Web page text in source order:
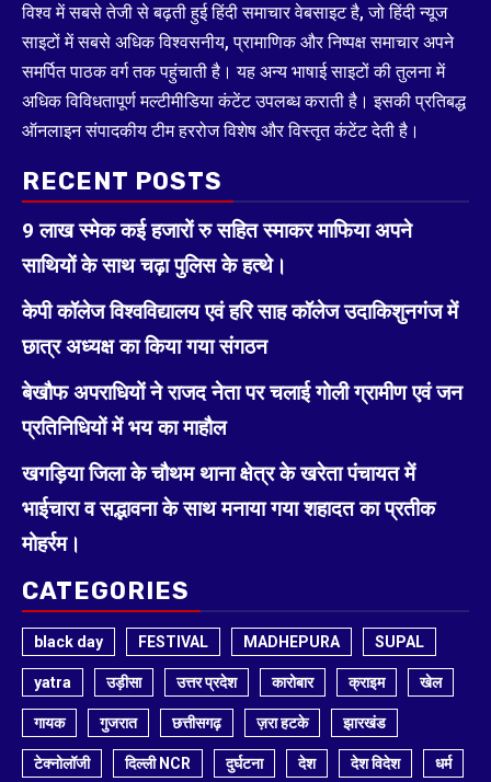
विश्व में सबसे तेजी से बढ़ती हुई हिंदी समाचार वेबसाइट है, जो हिंदी न्यूज
साइटों में सबसे अधिक विश्वसनीय, प्रामाणिक और निष्पक्ष समाचार अपने
समर्पित पाठक वर्ग तक पहुंचाती है। यह अन्य भाषाई साइटों की तुलना में
अधिक विविधतापूर्ण मल्टीमीडिया कंटेंट उपलब्ध कराती है। इसकी प्रतिबद्ध
ऑनलाइन संपादकीय टीम हररोज विशेष और विस्तृत कंटेंट देती है।
RECENT POSTS
9 लाख स्मेक कई हजारों रु सहित स्माकर माफिया अपने
साथियों के साथ चढ़ा पुलिस के हत्थे।
केपी कॉलेज विश्वविद्यालय एवं हरि साह कॉलेज उदाकिशुनगंज में
छात्र अध्यक्ष का किया गया संगठन
बेखौफ अपराधियों ने राजद नेता पर चलाई गोली ग्रामीण एवं जन
प्रतिनिधियों में भय का माहौल
खगड़िया जिला के चौथम थाना क्षेत्र के खरेता पंचायत में
भाईचारा व सद्भावना के साथ मनाया गया शहादत का प्रतीक
मोहर्रम।
CATEGORIES
black day FESTIVAL MADHEPURA SUPAL
yatra उड़ीसा उत्तर प्रदेश कारोबार क्राइम खेल
गायक गुजरात छत्तीसगढ़ ज़रा हटके झारखंड
टेक्नोलॉजी दिल्ली NCR दुर्घटना देश देश विदेश धर्म